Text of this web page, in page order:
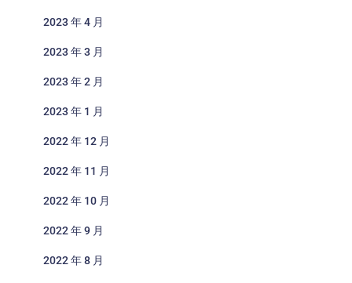
2023 年 4 月
2023 年 3 月
2023 年 2 月
2023 年 1 月
2022 年 12 月
2022 年 11 月
2022 年 10 月
2022 年 9 月
2022 年 8 月